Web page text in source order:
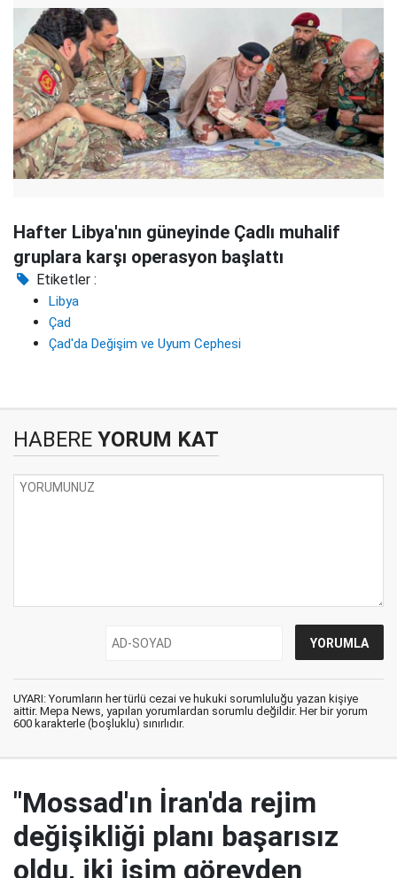
Hafter Libya'nın güneyinde Çadlı muhalif
gruplara karşı operasyon başlattı
Etiketler :
Libya
Çad
Çad'da Değişim ve Uyum Cephesi
HABERE YORUM KAT
UYARI: Yorumların her türlü cezai ve hukuki sorumluluğu yazan kişiye
aittir. Mepa News, yapılan yorumlardan sorumlu değildir. Her bir yorum
600 karakterle (boşluklu) sınırlıdır.
"Mossad'ın İran'da rejim
değişikliği planı başarısız
oldu, iki isim görevden